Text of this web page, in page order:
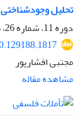
تحلیل
دوره 11، شماره 26، شهریور 1400، صفحه
مجتبی افشارپور
مشاهده مقاله